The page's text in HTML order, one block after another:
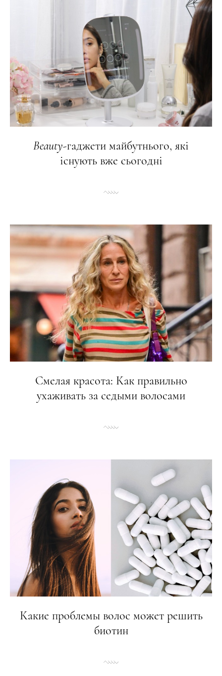
Beauty-гаджети майбутнього, які
існують вже сьогодні
Смелая красота: Как правильно
ухаживать за седыми волосами
Какие проблемы волос может решить
биотин